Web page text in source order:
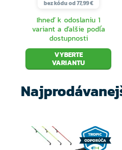
bez kódu od 77,99 €
Ihneď k odoslaniu 1
variant a ďalšie podľa
dostupnosti
VYBERTE
VARIANTU